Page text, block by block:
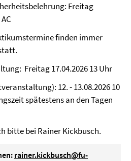
Freitag
finden immer
Freitag 17.04.2026 13 Uhr
12. - 13.08.2026 10
spätestens an den Tagen
bitte bei Rainer Kickbusch.
rainer.kickbusch@fu-